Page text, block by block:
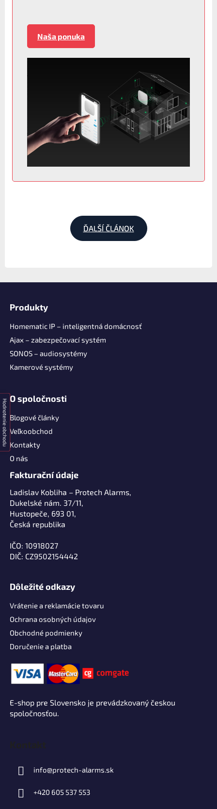
Hodnotenie obchodu
Naša ponuka
ĎALŠÍ ČLÁNOK
Produkty
Homematic IP – inteligentná domácnosť
Ajax – zabezpečovací systém
SONOS – audiosystémy
Kamerové systémy
O spoločnosti
Blogové články
Veľkoobchod
Kontakty
O nás
Fakturační údaje
Ladislav Kobliha – Protech Alarms,
Dukelské nám. 37/11,
Hustopeče, 693 01,
Česká republika
IČO: 10918027
DIČ: CZ9502154442
Dôležité odkazy
Vrátenie a reklamácie tovaru
Ochrana osobných údajov
Obchodné podmienky
Doručenie a platba
E-shop pre Slovensko je prevádzkovaný českou
spoločnosťou.
Kontakt
info@protech-alarms.sk
+420 605 537 553